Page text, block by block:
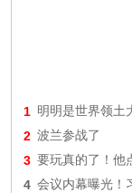
1 明明是世界领土
2 波兰参战了
3 要玩真的了！他
4 会议内幕曝光！